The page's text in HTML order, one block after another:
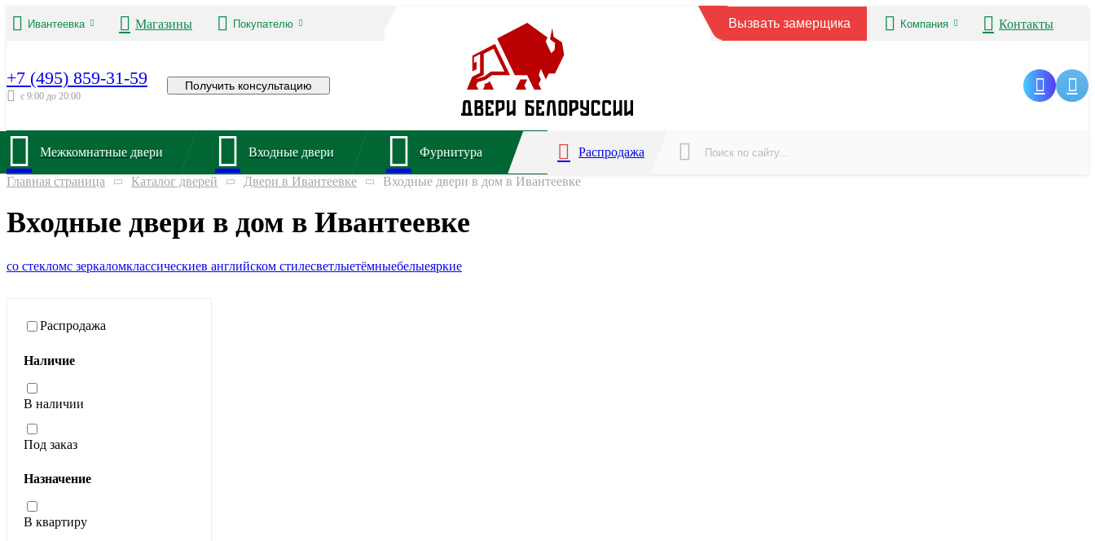
Ивантеевка Магазины Покупателю Вызвать замерщика Компания Контакты
+7 (495) 859-31-59
с 9:00 до 20:00
Получить консультацию
Межкомнатные двери Входные двери Фурнитура Распродажа
Главная страница Каталог дверей Двери в Ивантеевке Входные двери в дом в Ивантеевке
Входные двери в дом в Ивантеевке
со стекломс зеркаломклассическиев английском стилесветлыетёмныебелыеяркие
Распродажа
Наличие
В наличии
Под заказ
Назначение
В квартиру